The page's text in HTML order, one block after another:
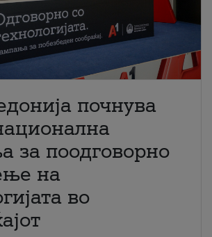
почнува
за поодговорно
на
во